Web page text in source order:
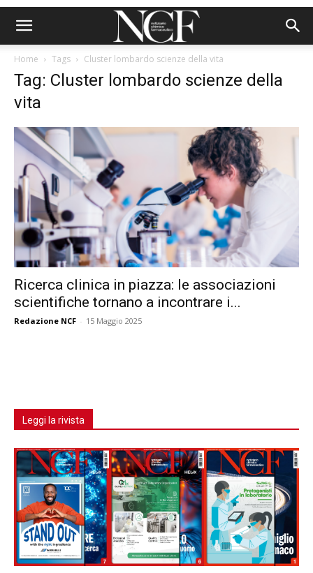
Home Tags Cluster lombardo scienze della vita
Tag: Cluster lombardo scienze della
vita
Ricerca clinica in piazza: le associazioni
scientifiche tornano a incontrare i...
Redazione NCF - 15 Maggio 2025
Leggi la rivista